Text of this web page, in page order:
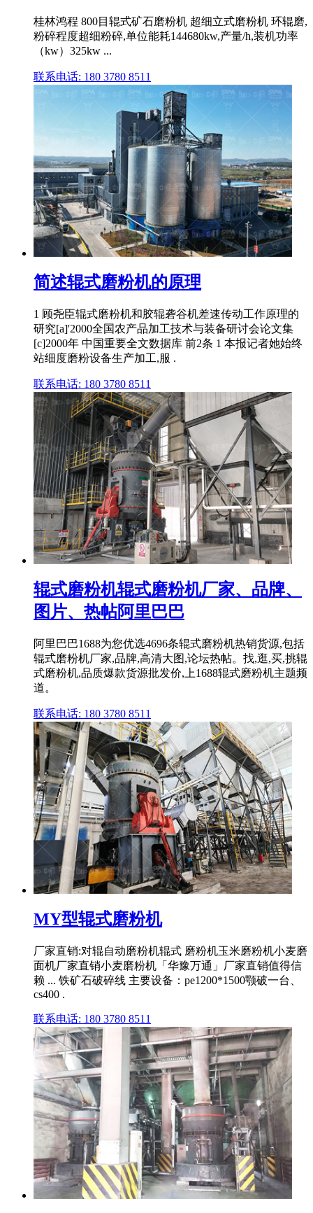
桂林鸿程 800目辊式矿石磨粉机 超细立式磨粉机 环辊磨,
粉碎程度超细粉碎,单位能耗144680kw,产量/h,装机功率
（kw）325kw ...
联系电话: 180 3780 8511
简述辊式磨粉机的原理
1 顾尧臣辊式磨粉机和胶辊砻谷机差速传动工作原理的
研究[a]'2000全国农产品加工技术与装备研讨会论文集
[c]2000年 中国重要全文数据库 前2条 1 本报记者她始终
站细度磨粉设备生产加工,服 .
联系电话: 180 3780 8511
辊式磨粉机辊式磨粉机厂家、品牌、
图片、热帖阿里巴巴
阿里巴巴1688为您优选4696条辊式磨粉机热销货源,包括
辊式磨粉机厂家,品牌,高清大图,论坛热帖。找,逛,买,挑辊
式磨粉机,品质爆款货源批发价,上1688辊式磨粉机主题频
道。
联系电话: 180 3780 8511
MY型辊式磨粉机
厂家直销:对辊自动磨粉机辊式 磨粉机玉米磨粉机小麦磨
面机厂家直销小麦磨粉机「华豫万通」厂家直销值得信
赖 ... 铁矿石破碎线 主要设备：pe1200*1500颚破一台、
cs400 .
联系电话: 180 3780 8511